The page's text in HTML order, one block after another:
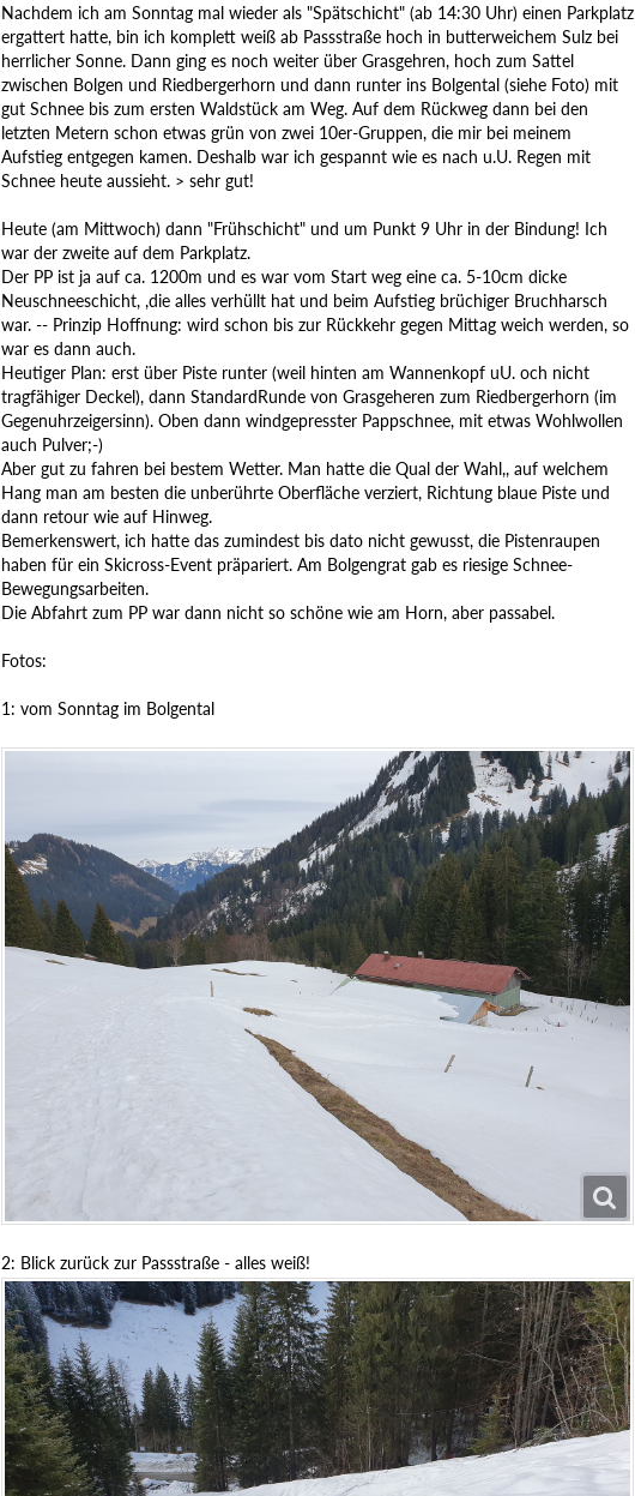
Nachdem ich am Sonntag mal wieder als "Spätschicht" (ab 14:30 Uhr) einen Parkplatz
ergattert hatte, bin ich komplett weiß ab Passstraße hoch in butterweichem Sulz bei
herrlicher Sonne. Dann ging es noch weiter über Grasgehren, hoch zum Sattel
zwischen Bolgen und Riedbergerhorn und dann runter ins Bolgental (siehe Foto) mit
gut Schnee bis zum ersten Waldstück am Weg. Auf dem Rückweg dann bei den
letzten Metern schon etwas grün von zwei 10er-Gruppen, die mir bei meinem
Aufstieg entgegen kamen. Deshalb war ich gespannt wie es nach u.U. Regen mit
Schnee heute aussieht. > sehr gut!
Heute (am Mittwoch) dann "Frühschicht" und um Punkt 9 Uhr in der Bindung! Ich
war der zweite auf dem Parkplatz.
Der PP ist ja auf ca. 1200m und es war vom Start weg eine ca. 5-10cm dicke
Neuschneeschicht, ,die alles verhüllt hat und beim Aufstieg brüchiger Bruchharsch
war. -- Prinzip Hoffnung: wird schon bis zur Rückkehr gegen Mittag weich werden, so
war es dann auch.
Heutiger Plan: erst über Piste runter (weil hinten am Wannenkopf uU. och nicht
tragfähiger Deckel), dann StandardRunde von Grasgeheren zum Riedbergerhorn (im
Gegenuhrzeigersinn). Oben dann windgepresster Pappschnee, mit etwas Wohlwollen
auch Pulver;-)
Aber gut zu fahren bei bestem Wetter. Man hatte die Qual der Wahl,, auf welchem
Hang man am besten die unberührte Oberfläche verziert, Richtung blaue Piste und
dann retour wie auf Hinweg.
Bemerkenswert, ich hatte das zumindest bis dato nicht gewusst, die Pistenraupen
haben für ein Skicross-Event präpariert. Am Bolgengrat gab es riesige Schnee-
Bewegungsarbeiten.
Die Abfahrt zum PP war dann nicht so schöne wie am Horn, aber passabel.
Fotos:
1: vom Sonntag im Bolgental
2: Blick zurück zur Passstraße - alles weiß!